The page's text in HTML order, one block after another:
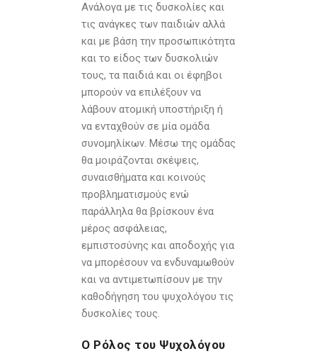
Ανάλογα με τις δυσκολίες και
τις ανάγκες των παιδιών αλλά
και με βάση την προσωπικότητα
και το είδος των δυσκολιών
τους, τα παιδιά και οι έφηβοι
μπορούν να επιλέξουν να
λάβουν ατομική υποστήριξη ή
να ενταχθούν σε μία ομάδα
συνομηλίκων. Μέσω της ομάδας
θα μοιράζονται σκέψεις,
συναισθήματα και κοινούς
προβληματισμούς ενώ
παράλληλα θα βρίσκουν ένα
μέρος ασφάλειας,
εμπιστοσύνης και αποδοχής για
να μπορέσουν να ενδυναμωθούν
και να αντιμετωπίσουν με την
καθοδήγηση του ψυχολόγου τις
δυσκολίες τους.
Ο Ρόλος του Ψυχολόγου